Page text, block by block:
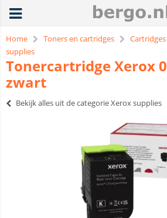
Home Toners en cartridges
supplies
Tonercartridge Xerox
zwart
Bekijk alles uit de categorie Xerox supplies